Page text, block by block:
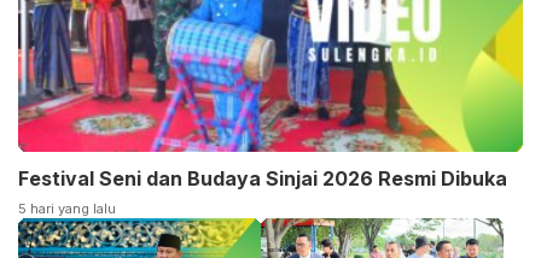
Festival Seni dan Budaya Sinjai 2026 Resmi Dibuka
5 hari yang lalu